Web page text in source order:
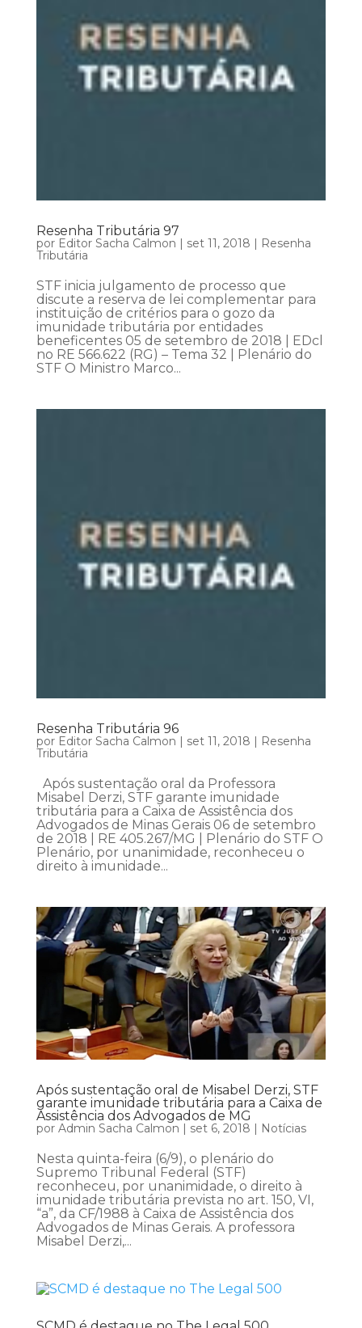
Resenha Tributária 97
por Editor Sacha Calmon | set 11, 2018 | Resenha
Tributária
STF inicia julgamento de processo que
discute a reserva de lei complementar para
instituição de critérios para o gozo da
imunidade tributária por entidades
beneficentes 05 de setembro de 2018 | EDcl
no RE 566.622 (RG) – Tema 32 | Plenário do
STF O Ministro Marco...
Resenha Tributária 96
por Editor Sacha Calmon set 11, 2018
Resenha
Tributária
Após sustentação oral da Professora
Misabel Derzi, STF garante imunidade
tributária para a Caixa de Assistência dos
Advogados de Minas Gerais 06 de setembro
de 2018 | RE 405.267/MG | Plenário do STF O
Plenário, por unanimidade, reconheceu o
direito à imunidade...
Após sustentação oral de Misabel Derzi, STF
garante imunidade tributária para a Caixa de
Assistência dos Advogados de MG
por Admin Sacha Calmon | set 6, 2018 | Notícias
Nesta quinta-feira (6/9), o plenário do
Supremo Tribunal Federal (STF)
reconheceu, por unanimidade, o direito à
imunidade tributária prevista no art. 150, VI,
“a”, da CF/1988 à Caixa de Assistência dos
Advogados de Minas Gerais. A professora
Misabel Derzi,...